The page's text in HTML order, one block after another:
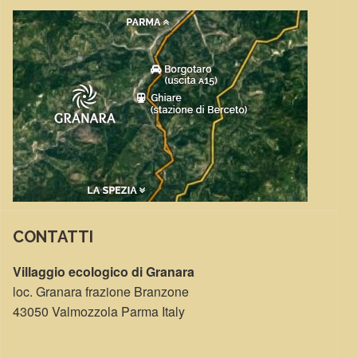
CONTATTI
Villaggio ecologico di Granara
loc. Granara frazione Branzone
43050 Valmozzola Parma Italy